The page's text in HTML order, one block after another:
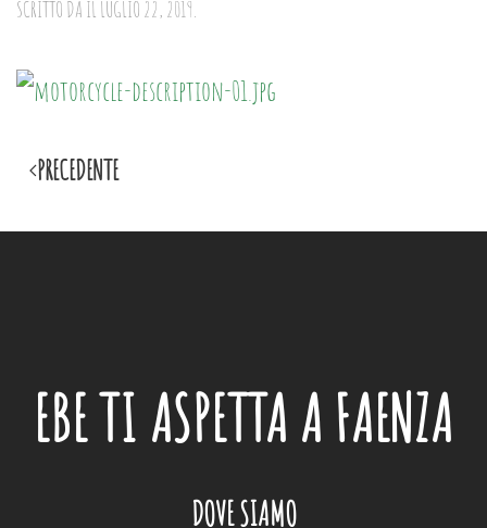
SCRITTO DA IL LUGLIO 22, 2019.
PRECEDENTE
EBETI ASPETTA A FAENZA
DOVE SIAMO